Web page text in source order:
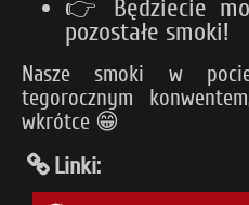
👉 Będziecie
pozostałe smoki!
Nasze smoki w
tegorocznym
wkrótce 😁
Linki: